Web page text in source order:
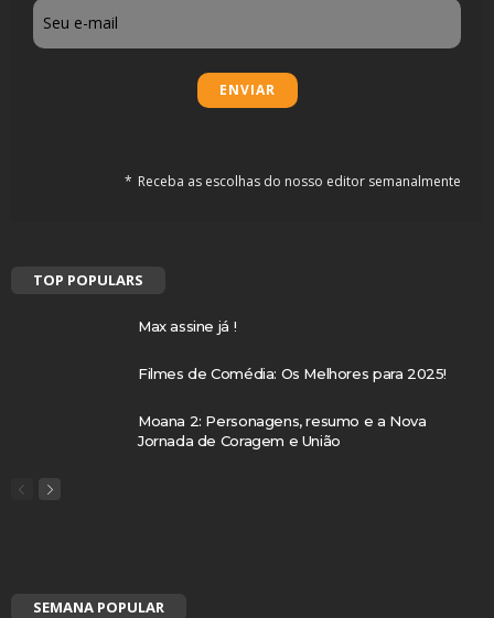
Email
Receba as escolhas do nosso editor semanalmente
TOP POPULARS
Max assine já !
Filmes de Comédia: Os Melhores para 2025!
Moana 2: Personagens, resumo e a Nova
Jornada de Coragem e União
SEMANA POPULAR